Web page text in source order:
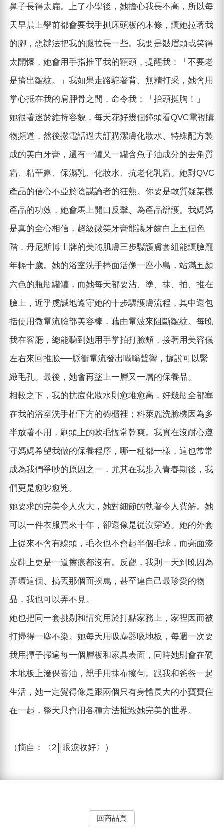
鼻子長得太扁。上了小學後，她擔心我長不高，所以每
天早晨上學前都會要我手抓床頭板的木條，讓她拉著我
的腳，想辦法把我的腿拉長一些。我要是皺眉頭或笑得
太開懷，她會用手指推平我的額頭，提醒我：「不要老
是擠出皺紋。」我如果走路駝著背、無精打采，她會用
掌心抵在我的肩胛骨之間，命令我：「抬頭挺胸！」
她很著迷於維持容貌，每天花好幾個鐘頭看QVC電視購
物頻道，然後撥電話過去訂購潔膚化妝水、特殊配方製
成的美白牙膏，還有一罐又一罐含魚子油成分的去角質
霜、精華露、保濕乳、化妝水、抗老化乳霜。她對QVC
產品的信心不亞於陰謀論者的狂熱。你要是敢質疑某樣
產品的功效，她會馬上開口反擊、為產品辯護。我媽媽
是真的全心相信，超級微笑牙膏能讓牙齒白上五個色
階，丹尼斯博士牌的美麗肌膚三步驟護膚套組能讓臉龐
年輕十歲。她的浴室洗手檯面活像一座小島，站滿五顏
六色的瓶瓶罐罐，而她每天都要沾、塗、抹、拍、推在
臉上，近乎虔誠地遵守她的十步驟護膚流程，其中還包
括使用微電流臉部美容棒，藉由電波來阻斷皺紋。每晚
我在客廳，總能聽到她用手掌拍打臉頰，接著用美容儀
左右來回推臉──脈衝電流發出嗡嗡聲響，據說可以緊
緻毛孔。最後，她會再塗上一層又一層的保養品。
相較之下，我的抗痘化妝水則愈堆愈高，好幾瓶全都塞
在我的浴室洗手槽下方的櫥櫃裡；科萊麗洗臉機因為多
半放著不用，刷頭上的軟毛恆常乾爽。我實在沒耐心遵
守媽媽希望我做的保養程序，哪一種都一樣，這也常常
成為我們爭吵的原因之一，尤其在我步入青春期後，我
們更是愈吵愈兇。
她要求的完美令人火大，她對細節的執著令人費解。她
可以一件衣服買來十年，卻還像是從沒穿過。她的外套
上從來不會有線頭，毛衣也不會起半個毛球，而亮面漆
皮鞋上更是一道擦痕都沒有。反觀，我則一天到晚因為
弄壞這個、搞丟那個而挨罵，甚至連自己最珍愛的物
品，我也可以弄不見。
她也把同一套挑剔和講究用於打點家務上，家裡因而被
打掃得一塵不染。她每天用吸塵器吸地板，每週一次要
我用撢子掃遍每一個層板和家具表面，同時她則會在硬
木地板上潑保養油，親手用抹布擦勻。跟我和爸爸一起
生活，她一定覺得像是跟兩個只有身體長大的小寶寶住
在一起，整天只會用各種方法摧毀她完美的世界。
（摘自：〈2║眼淚收好〉）
回商品頁